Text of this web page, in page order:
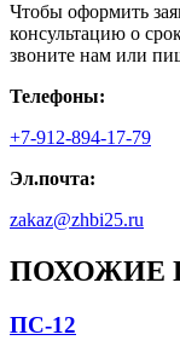
Чтобы оформить
консультацию о
звоните нам или
Телефоны:
+7-912-894-17-79
Эл.почта:
zakaz@zhbi25.ru
ПОХОЖИЕ
ПС-12